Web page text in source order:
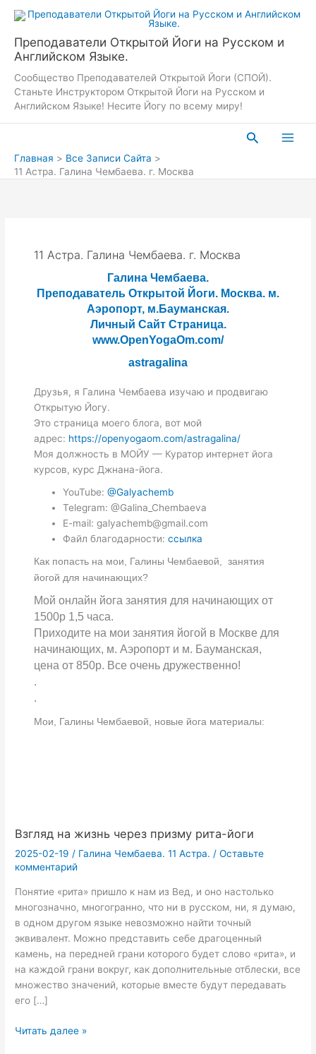
содержимому
Преподаватели Открытой Йоги на Русском и
Английском Языке.
Сообщество Преподавателей Открытой Йоги (СПОЙ).
Станьте Инструктором Открытой Йоги на Русском и
Английском Языке! Несите Йогу по всему миру!
Поиск
Главная
Все Записи Сайта
11 Астра. Галина Чембаева. г. Москва
11 Астра. Галина Чембаева. г. Москва
Галина Чембаева.
Преподаватель Открытой Йоги. Москва. м.
Аэропорт, м.Бауманская.
Личный Сайт Страница.
www.OpenYogaOm.com/
astragalina
Друзья, я Галина Чембаева изучаю и продвигаю
Открытую Йогу.
Это страница моего блога, вот мой
адрес: https://openyogaom.com/astragalina/
Моя должность в МОЙУ — Куратор интернет йога
курсов, курс Джнана-йога.
YouTube:@Galyachemb
Telegram: @Galina_Chembaeva
E-mail: galyachemb@gmail.com
Файл благодарности:ссылка
Как попасть на мои, Галины Чембаевой, занятия
йогой для начинающих?
Мой онлайн йога занятия для начинающих от
1500р 1,5 часа.
Приходите на мои занятия йогой в Москве для
начинающих, м. Аэропорт и м. Бауманская,
цена от 850р. Все очень дружественно!
.
.
Мои, Галины Чембаевой, новые йога материалы:
Взгляд на жизнь через призму рита-йоги
2025-02-19/ Галина Чембаева. 11 Астра./Оставьте
комментарий
Понятие «рита» пришло к нам из Вед, и оно настолько
многозначно, многогранно, что ни в русском, ни, я думаю,
в одном другом языке невозможно найти точный
эквивалент. Можно представить себе драгоценный
камень, на передней грани которого будет слово «рита», и
на каждой грани вокруг, как дополнительные отблески, все
множество значений, которые вместе будут передавать
его […]
Взгляд
Читать далее »